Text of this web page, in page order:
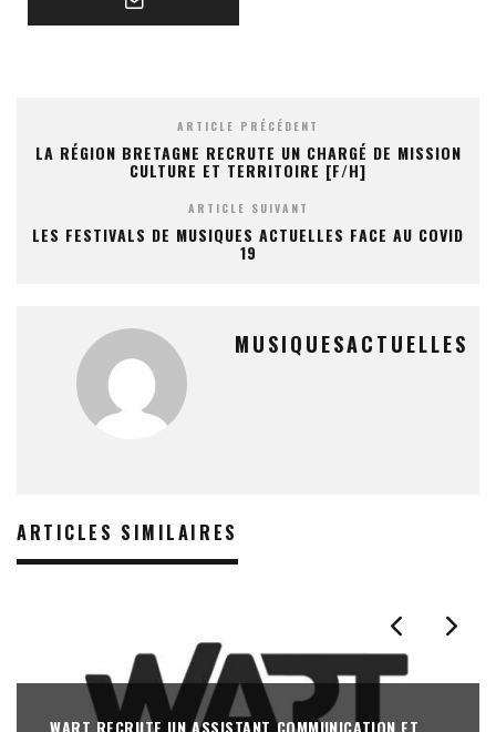
ARTICLE PRÉCÉDENT
LA RÉGION BRETAGNE RECRUTE UN CHARGÉ DE MISSION
CULTURE ET TERRITOIRE [F/H]
ARTICLE SUIVANT
LES FESTIVALS DE MUSIQUES ACTUELLES FACE AU COVID
19
MUSIQUESACTUELLES
ARTICLES SIMILAIRES
WART RECRUTE UN ASSISTANT COMMUNICATION ET